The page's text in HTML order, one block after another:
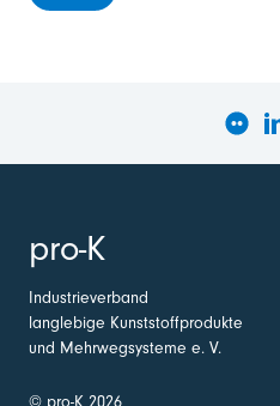
pro-K
Industrieverband
langlebige Kunststoffprodukte
und Mehrwegsysteme e. V.
© pro-K 2026